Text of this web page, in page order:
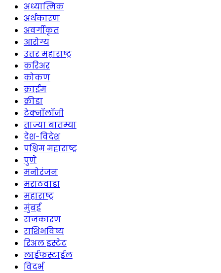
अध्यात्मिक
अर्थकारण
अवर्गीकृत
आरोग्य
उत्तर महाराष्ट्र
करिअर
कोकण
क्राईम
क्रीडा
टेक्नॉलॉजी
ताज्या बातम्या
देश-विदेश
पश्चिम महाराष्ट्र
पुणे
मनोरंजन
मराठवाडा
महाराष्ट्र
मुंबई
राजकारण
राशिभविष्य
रिअल इस्टेट
लाईफस्टाईल
विदर्भ